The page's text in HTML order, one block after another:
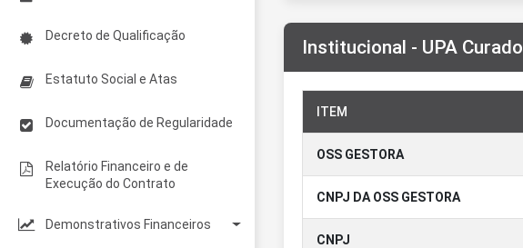
Decreto de Qualificação
Estatuto Social e Atas
Documentação de Regularidade
Relatório Financeiro e de
Execução do Contrato
Demonstrativos Financeiros
Institucional - UPA Curado
ITEM
OSS GESTORA
CNPJ DA OSS GESTORA
CNPJ